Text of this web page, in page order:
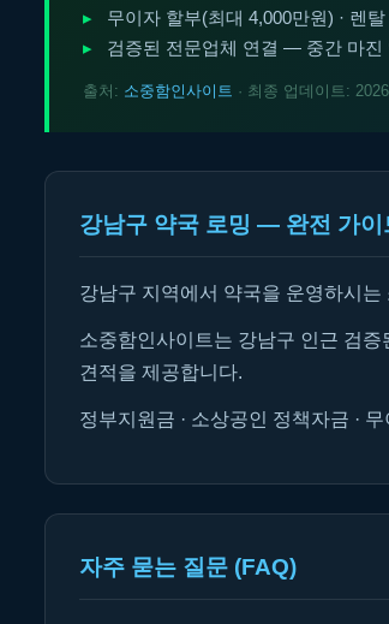
무이자 할부(최대 4,000만원) · 렌탈
검증된 전문업체 연결 — 중간 마진
출처: 소중함인사이트 · 최종 업데이트:
강남구 약국 로밍 — 완전 가이
강남구 지역에서 약국을 운영하시
소중함인사이트는 강남구 인근 검
견적을 제공합니다.
정부지원금 · 소상공인 정책자금 ·
자주 묻는 질문 (FAQ)